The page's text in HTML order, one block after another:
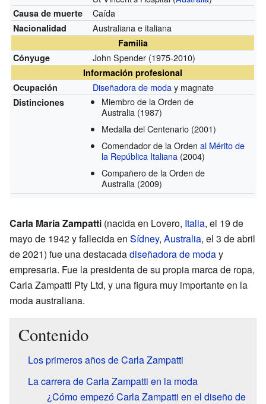
Causa de muerte Caída
Nacionalidad Australiana e italiana
Familia
Cónyuge
John Spender (1975-2010)
Información profesional
Ocupación
Diseñadora de moday magnate
Distinciones
Miembro de la Orden de
Australia (1987)
Medalla del Centenario (2001)
Comendador de la Orden al Mérito de
la República Italiana (2004)
Compañero de la Orden de
Australia (2009)
Carla Maria Zampatti (nacida en Lovero, Italia, el 19 de
mayo de 1942 y fallecida en Sídney, Australia, el 3 de abril
de 2021) fue una destacadadiseñadora de moday
empresaria. Fue la presidenta de su propia marca de ropa,
Carla Zampatti Pty Ltd, y una figura muy importante en la
moda australiana.
Contenido
Los primeros años de Carla Zampatti
La carrera de Carla Zampatti en la moda
¿Cómo empezó Carla Zampatti en el diseño de